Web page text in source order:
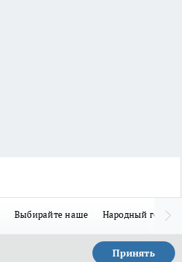
Выбирайте наше Народный герой
Принять